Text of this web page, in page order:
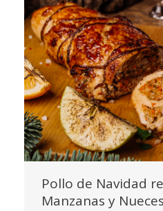
Pollo de Navidad
Manzanas y Nueces